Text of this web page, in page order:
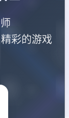
彩的游戏